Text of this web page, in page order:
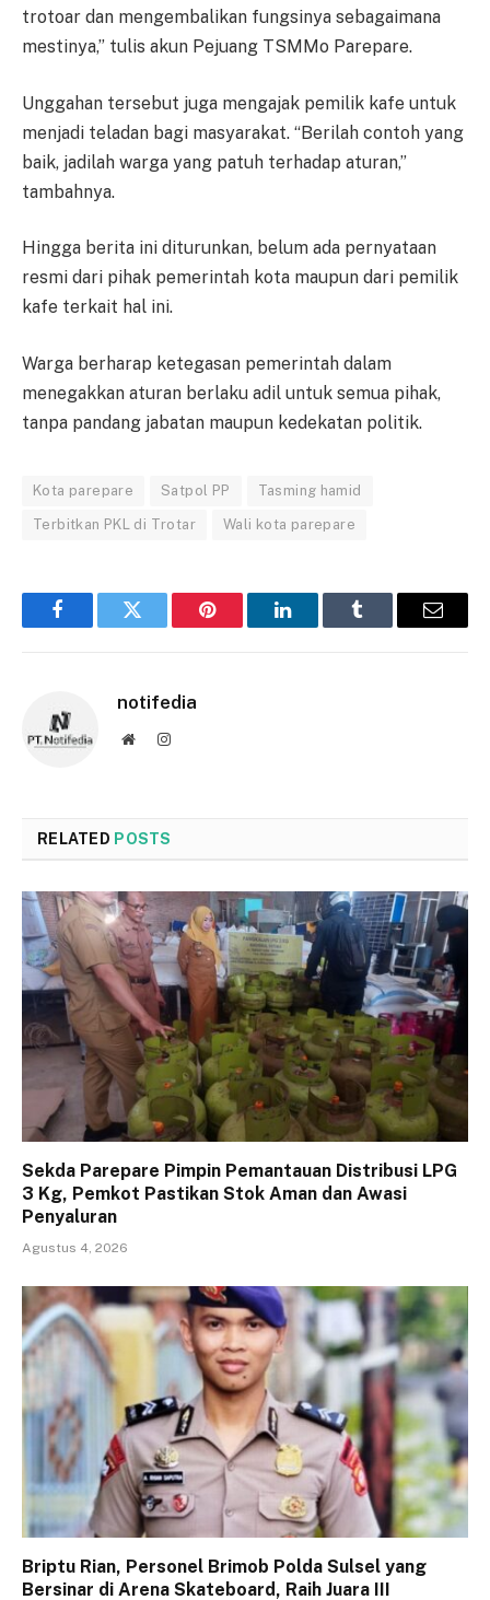
trotoar dan mengembalikan fungsinya sebagaimana
mestinya,” tulis akun Pejuang TSMMo Parepare.
Unggahan tersebut juga mengajak pemilik kafe untuk
menjadi teladan bagi masyarakat. “Berilah contoh yang
baik, jadilah warga yang patuh terhadap aturan,”
tambahnya.
Hingga berita ini diturunkan, belum ada pernyataan
resmi dari pihak pemerintah kota maupun dari pemilik
kafe terkait hal ini.
Warga berharap ketegasan pemerintah dalam
menegakkan aturan berlaku adil untuk semua pihak,
tanpa pandang jabatan maupun kedekatan politik.
Kota parepare Satpol PP Tasming hamid
Terbitkan PKL di Trotar Wali kota parepare
FacebookTwitter Pinterest LinkedInTumblr Email
notifedia
WebsiteInstagram
RELATED POSTS
Sekda Parepare Pimpin Pemantauan Distribusi LPG
3 Kg, Pemkot Pastikan Stok Aman dan Awasi
Penyaluran
Agustus 4, 2026
Briptu Rian, Personel Brimob Polda Sulsel yang
Bersinar di Arena Skateboard, Raih Juara III